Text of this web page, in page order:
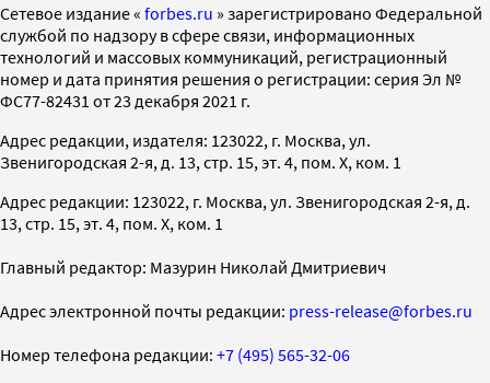
Cетевое издание « forbes.ru » зарегистрировано Федеральной
службой по надзору в сфере связи, информационных
технологий и массовых коммуникаций, регистрационный
номер и дата принятия решения о регистрации: серия Эл №
ФС77-82431 от 23 декабря 2021 г.
Адрес редакции, издателя: 123022, г. Москва, ул.
Звенигородская 2-я, д. 13, стр. 15, эт. 4, пом. X, ком. 1
Адрес редакции: 123022, г. Москва, ул. Звенигородская 2-я, д.
13, стр. 15, эт. 4, пом. X, ком. 1
Главный редактор: Мазурин Николай Дмитриевич
Адрес электронной почты редакции: press-release@forbes.ru
Номер телефона редакции: +7 (495) 565-32-06